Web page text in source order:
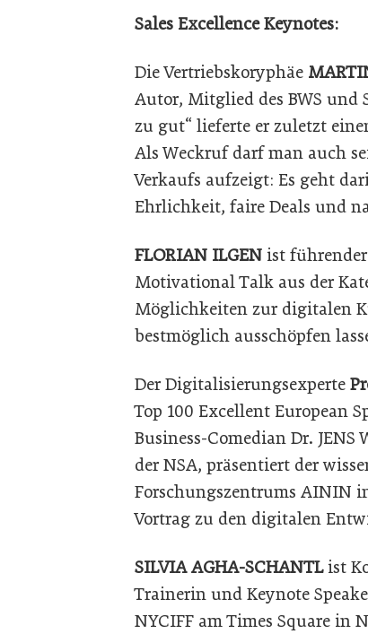
Sales Excellence Keynotes:
Die Vertriebskoryphäe
Autor, Mitglied des BWS und
zu gut“ lieferte er zuletzt
Als Weckruf darf man auch
Verkaufs aufzeigt: Es geht
Ehrlichkeit, faire Deals und
FLORIAN ILGEN ist
Motivational Talk aus der
Möglichkeiten zur digitalen
bestmöglich ausschöpfen
Der Digitalisierungsexperte
Top 100 Excellent European
Business-Comedian Dr. JENS
der NSA, präsentiert der
Forschungszentrums AININ
Vortrag zu den digitalen
SILVIA AGHA-SCHANTList
Trainerin und Keynote
NYCIFF am Times Square in